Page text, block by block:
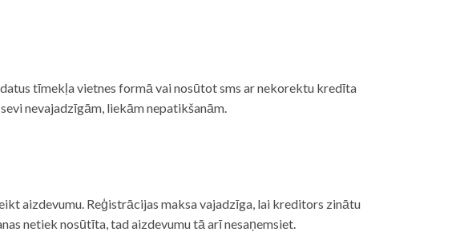
tīmekļa vietnes formā vai nosūtot sms ar nekorektu kredīta
nevajadzīgām, liekām nepatikšanām.
aizdevumu. Reģistrācijas maksa vajadzīga, lai kreditors zinātu
netiek nosūtīta, tad aizdevumu tā arī nesaņemsiet.